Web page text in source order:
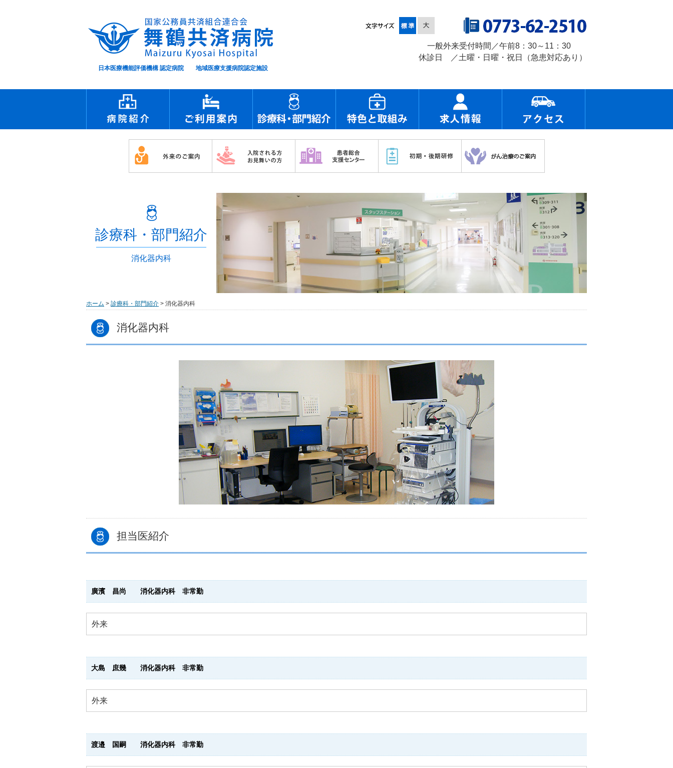
日本医療機能評価機構 認定病院 地域医療支援病院認定施設
一般外来受付時間／午前8：30～11：30
休診日 ／土曜・日曜・祝日（急患対応あり）
診療科・部門紹介
消化器内科
ホーム > 診療科・部門紹介 > 消化器内科
消化器内科
担当医紹介
廣濱 昌尚 消化器内科 非常勤
外来
大島 庶幾 消化器内科 非常勤
外来
渡邉 国嗣 消化器内科 非常勤